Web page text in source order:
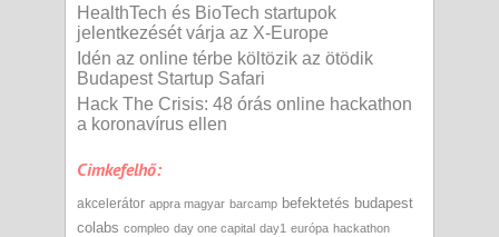
HealthTech és BioTech startupok
jelentkezését várja az X-Europe
Idén az online térbe költözik az ötödik
Budapest Startup Safari
Hack The Crisis: 48 órás online hackathon
a koronavírus ellen
Cimkefelhő:
akcelerátor appra magyar barcamp befektetés budapest
colabs compleo day one capital day1 európa hackathon